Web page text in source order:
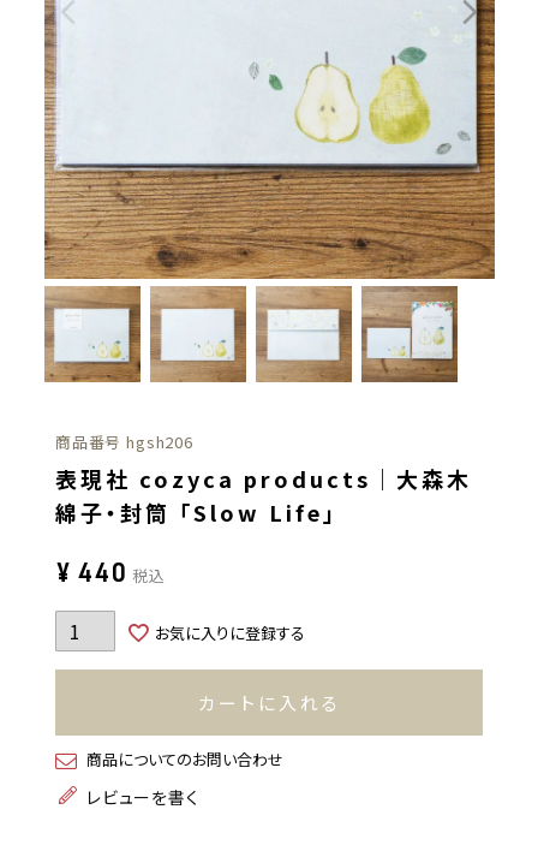
商品番号 hgsh206
表現社 cozyca products｜大森木
綿子・封筒 「Slow Life」
¥ 440 税込
お気に入りに登録する
カートに入れる
商品についてのお問い合わせ
レビューを書く